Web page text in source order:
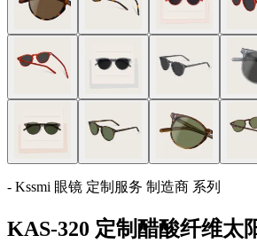
- Kssmi 眼镜 定制服务 制造商 系列
KAS-320 定制醋酸纤维太